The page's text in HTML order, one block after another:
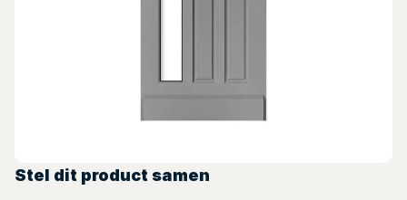
Stel dit product samen